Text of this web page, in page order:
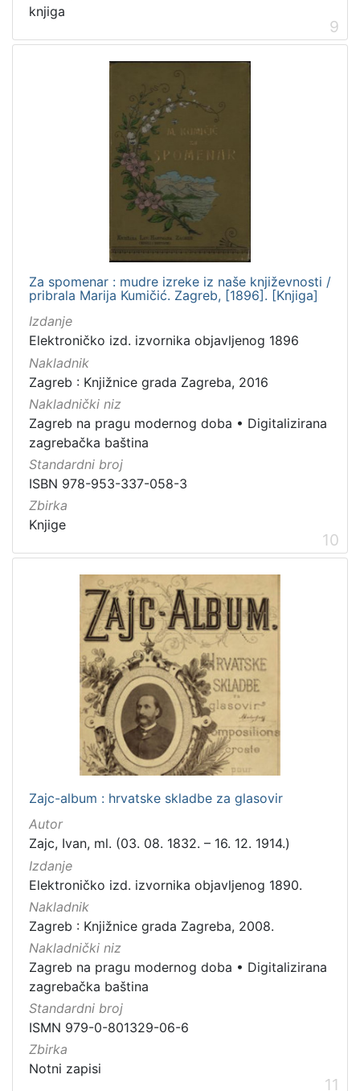
knjiga
9
Za spomenar : mudre izreke iz naše književnosti /
pribrala Marija Kumičić. Zagreb, [1896]. [Knjiga]
Izdanje
Elektroničko izd. izvornika objavljenog 1896
Nakladnik
Zagreb : Knjižnice grada Zagreba, 2016
Nakladnički niz
Zagreb na pragu modernog doba • Digitalizirana
zagrebačka baština
Standardni broj
ISBN 978-953-337-058-3
Zbirka
Knjige
10
Zajc-album : hrvatske skladbe za glasovir
Autor
Zajc, Ivan, ml. (03. 08. 1832. – 16. 12. 1914.)
Izdanje
Elektroničko izd. izvornika objavljenog 1890.
Nakladnik
Zagreb : Knjižnice grada Zagreba, 2008.
Nakladnički niz
Zagreb na pragu modernog doba • Digitalizirana
zagrebačka baština
Standardni broj
ISMN 979-0-801329-06-6
Zbirka
Notni zapisi
11